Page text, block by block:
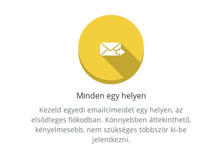
Minden egy helyen
Kezeld egyedi emailcímeidet egy helyen, az
elsődleges fiókodban. Könnyebben áttekinthető,
kényelmesebb, nem szükséges többször ki-be
jelentkezni.